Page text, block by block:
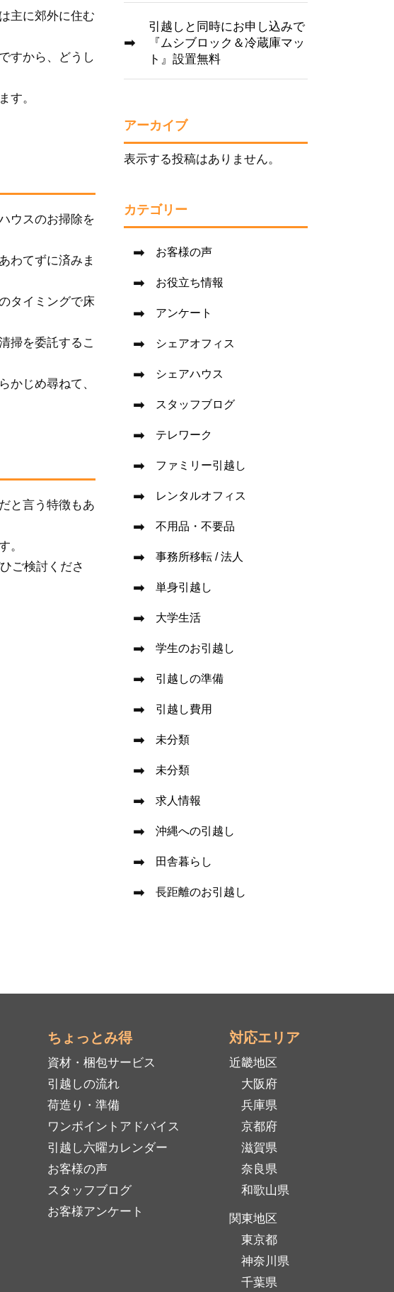
主に郊外に住む
すから、どうし
す。
ウスのお掃除を
わてずに済みま
タイミングで床
掃を委託するこ
かじめ尋ねて、
と言う特徴もあ
。
ご検討くださ
引越しと同時にお申し込みで
『ムシブロック＆冷蔵庫マッ
ト』設置無料
アーカイブ
表示する投稿はありません。
カテゴリー
お客様の声
お役立ち情報
アンケート
シェアオフィス
シェアハウス
スタッフブログ
テレワーク
ファミリー引越し
レンタルオフィス
不用品・不要品
事務所移転 / 法人
単身引越し
大学生活
学生のお引越し
引越しの準備
引越し費用
未分類
未分類
求人情報
沖縄への引越し
田舎暮らし
長距離のお引越し
ちょっとみ得
資材・梱包サービス
引越しの流れ
荷造り・準備
ワンポイントアドバイス
引越し六曜カレンダー
お客様の声
スタッフブログ
お客様アンケート
対応エリア
近畿地区
大阪府
兵庫県
京都府
滋賀県
奈良県
和歌山県
関東地区
東京都
神奈川県
千葉県